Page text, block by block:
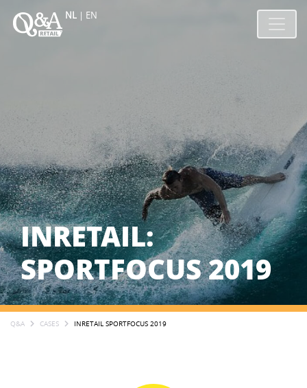
NL | EN
INRETAIL:
SPORTFOCUS 2019
Q&A CASES INRETAIL SPORTFOCUS 2019